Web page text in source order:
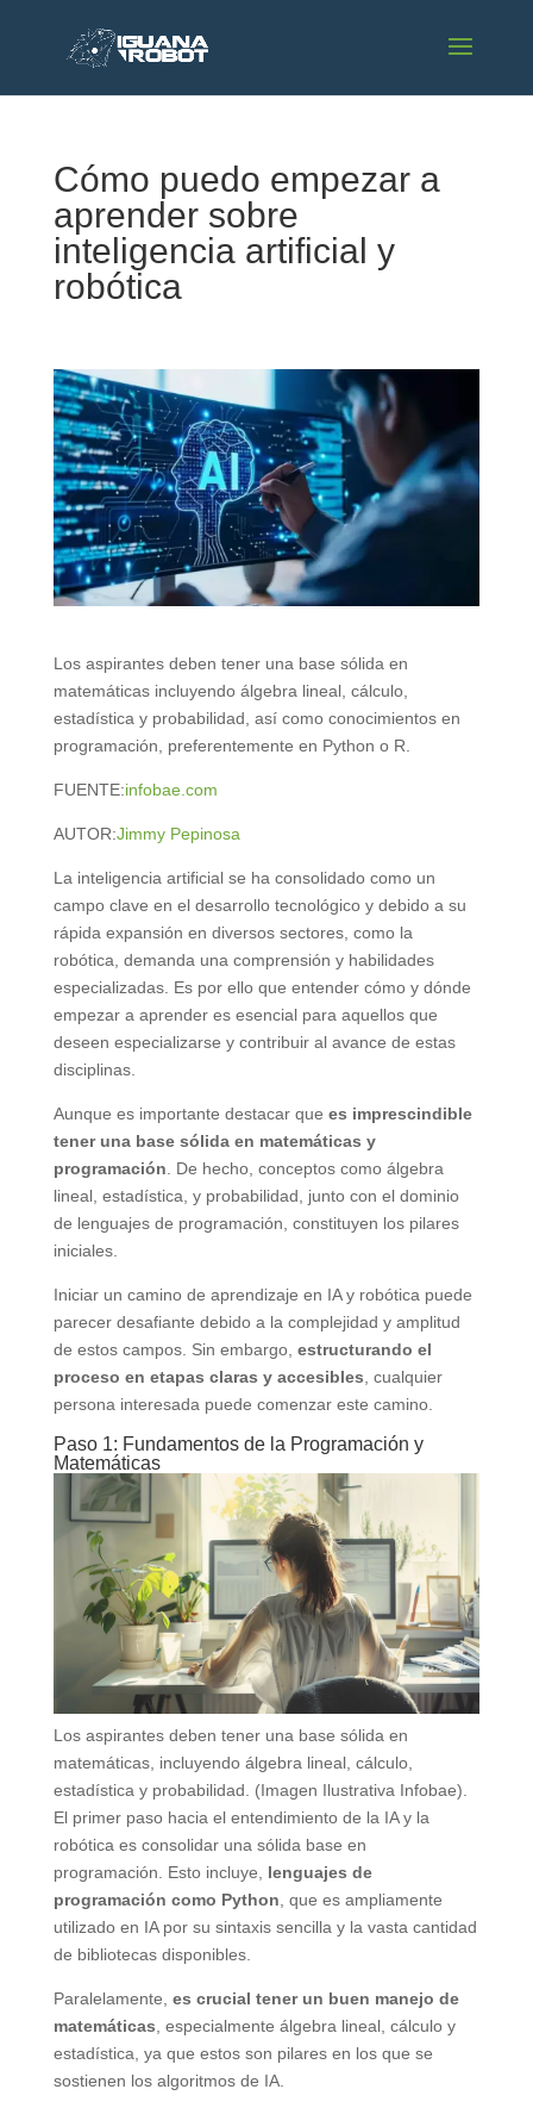
Cómo puedo empezar a
aprender sobre
inteligencia artificial y
robótica
Los aspirantes deben tener una base sólida en
matemáticas incluyendo álgebra lineal, cálculo,
estadística y probabilidad, así como conocimientos en
programación, preferentemente en Python o R.
FUENTE:infobae.com
AUTOR:Jimmy Pepinosa
La inteligencia artificial se ha consolidado como un
campo clave en el desarrollo tecnológico y debido a su
rápida expansión en diversos sectores, como la
robótica, demanda una comprensión y habilidades
especializadas. Es por ello que entender cómo y dónde
empezar a aprender es esencial para aquellos que
deseen especializarse y contribuir al avance de estas
disciplinas.
Aunque es importante destacar que es imprescindible
tener una base sólida en matemáticas y
programación. De hecho, conceptos como álgebra
lineal, estadística, y probabilidad, junto con el dominio
de lenguajes de programación, constituyen los pilares
iniciales.
Iniciar un camino de aprendizaje en IA y robótica puede
parecer desafiante debido a la complejidad y amplitud
de estos campos. Sin embargo, estructurando el
proceso en etapas claras y accesibles, cualquier
persona interesada puede comenzar este camino.
Paso 1: Fundamentos de la Programación y
Matemáticas
Los aspirantes deben tener una base sólida en
matemáticas, incluyendo álgebra lineal, cálculo,
estadística y probabilidad. (Imagen Ilustrativa Infobae).
El primer paso hacia el entendimiento de la IA y la
robótica es consolidar una sólida base en
programación. Esto incluye, lenguajes de
programación como Python , que es ampliamente
utilizado en IA por su sintaxis sencilla y la vasta cantidad
de bibliotecas disponibles.
Paralelamente, es crucial tener un buen manejo de
matemáticas , especialmente álgebra lineal, cálculo y
estadística, ya que estos son pilares en los que se
sostienen los algoritmos de IA.